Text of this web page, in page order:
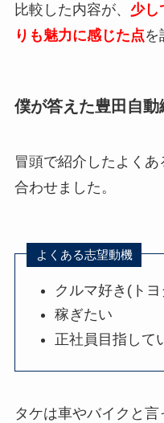
比較した内容が、 少し
りも魅力に感じた点を
僕が答えた豊田自
冒頭で紹介したよく
合わせました。
よくある志望動機
クルマ好き(ト
稼ぎたい
正社員目指して
タケは車やバイクと